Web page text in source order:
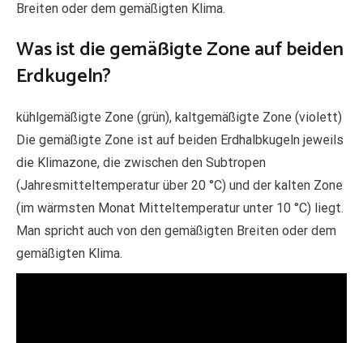
Breiten oder dem gemäßigten Klima.
Was ist die gemäßigte Zone auf beiden
Erdkugeln?
kühlgemäßigte Zone (grün), kaltgemäßigte Zone (violett)
Die gemäßigte Zone ist auf beiden Erdhalbkugeln jeweils
die Klimazone, die zwischen den Subtropen
(Jahresmitteltemperatur über 20 °C) und der kalten Zone
(im wärmsten Monat Mitteltemperatur unter 10 °C) liegt.
Man spricht auch von den gemäßigten Breiten oder dem
gemäßigten Klima.